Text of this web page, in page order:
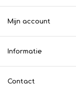
Mijn account
Informatie
Contact